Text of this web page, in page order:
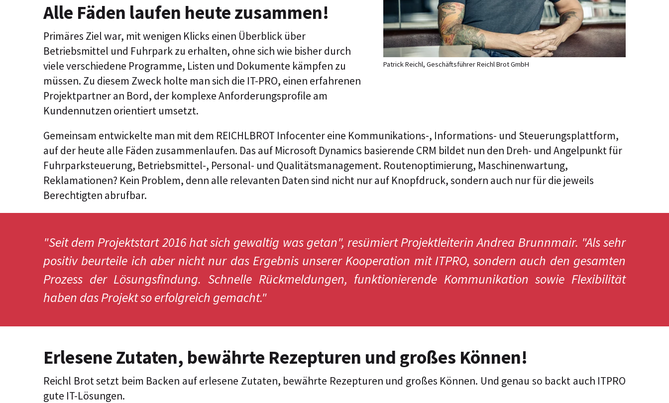
Alle Fäden laufen heute zusammen!
Primäres Ziel war, mit wenigen Klicks einen Überblick über
Betriebsmittel und Fuhrpark zu erhalten, ohne sich wie bisher durch
viele verschiedene Programme, Listen und Dokumente kämpfen zu
müssen. Zu diesem Zweck holte man sich die IT-PRO, einen erfahrenen
Projektpartner an Bord, der komplexe Anforderungsprofile am
Kundennutzen orientiert umsetzt.
Patrick Reichl, Geschäftsführer Reichl Brot GmbH
Gemeinsam entwickelte man mit dem REICHLBROT Infocenter eine Kommunikations-, Informations- und Steuerungsplattform,
auf der heute alle Fäden zusammenlaufen. Das auf Microsoft Dynamics basierende CRM bildet nun den Dreh- und Angelpunkt für
Fuhrparksteuerung, Betriebsmittel-, Personal- und Qualitätsmanagement. Routenoptimierung, Maschinenwartung,
Reklamationen? Kein Problem, denn alle relevanten Daten sind nicht nur auf Knopfdruck, sondern auch nur für die jeweils
Berechtigten abrufbar.
"Seit dem Projektstart 2016 hat sich gewaltig was getan", resümiert Projektleiterin Andrea Brunnmair. "Als sehr
positiv beurteile ich aber nicht nur das Ergebnis unserer Kooperation mit ITPRO, sondern auch den gesamten
Prozess der Lösungsfindung. Schnelle Rückmeldungen, funktionierende Kommunikation sowie Flexibilität
haben das Projekt so erfolgreich gemacht."
Erlesene Zutaten, bewährte Rezepturen und großes Können!
Reichl Brot setzt beim Backen auf erlesene Zutaten, bewährte Rezepturen und großes Können. Und genau so backt auch ITPRO
gute IT-Lösungen.